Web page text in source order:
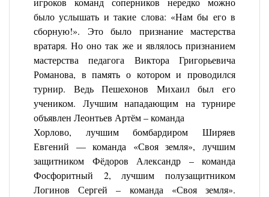
было услышать и такие слова: «Нам бы его в
сборную!». Это было признание мастерства
вратаря. Но оно так же и являлось признанием
мастерства педагога Виктора Григорьевича
Романова, в память о котором и проводился
турнир. Ведь Пешехонов Михаил был его
учеником. Лучшим нападающим на турнире
объявлен Леонтьев Артём – команда
Хорлово, лучшим бомбардиром Ширяев
Евгений — команда «Своя земля», лучшим
защитником Фёдоров Александр – команда
Фосфоритный 2, лучшим полузащитником
Логинов Сергей – команда «Своя земля».